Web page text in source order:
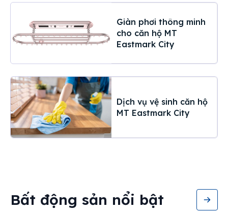
Giàn phơi thông minh
cho căn hộ MT
Eastmark City
Dịch vụ vệ sinh căn hộ
MT Eastmark City
Bất động sản nổi bật